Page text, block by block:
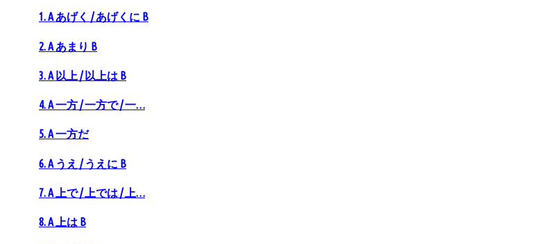
1. A あげく / あげくに B
2. A あまり B
3. A 以上 / 以上は B
4. A 一方 / 一方で / 一…
5. A 一方だ
6. A うえ / うえに B
7. A 上で / 上では / 上…
8. A 上は B